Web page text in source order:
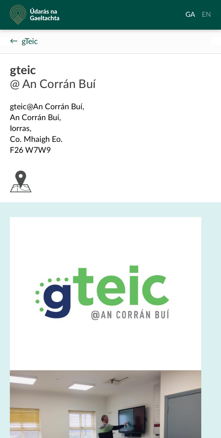
Údarás
na
Gaeltachta
Aistrigh
Gaeilge
GA
to
EN
gTeic
gteic
@ An Corrán Buí
gteic@An Corrán Buí,
An Corrán Buí,
Iorras,
Co. Mhaigh Eo.
F26 W7W9